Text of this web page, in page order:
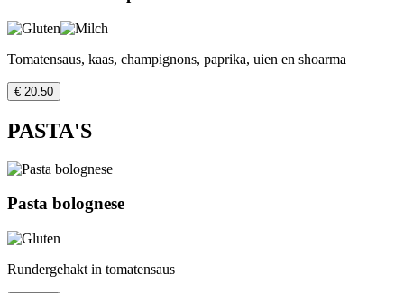
Tomatensaus, kaas, champignons, paprika, uien en shoarma
€ 20.50
PASTA'S
Pasta bolognese
Rundergehakt in tomatensaus